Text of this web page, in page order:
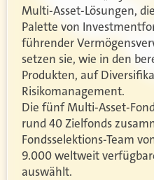
Multi-Asset-Lösungen,
Palette von
führender
setzen sie, wie in den
Produkten, auf
Risikomanagement.
Die fünf Multi-Asset-
rund 40 Zielfonds
Fondsselektions-Team
9.000 weltweit
auswählt.